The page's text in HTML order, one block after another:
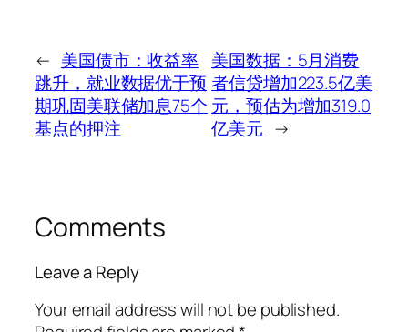
← 美国债市：收益率
跳升，就业数据优于预
期巩固美联储加息75个
基点的押注
美国数据：5月消费
者信贷增加223.5亿美
元，预估为增加319.0
亿美元 →
Comments
Leave a Reply
Your email address will not be published.